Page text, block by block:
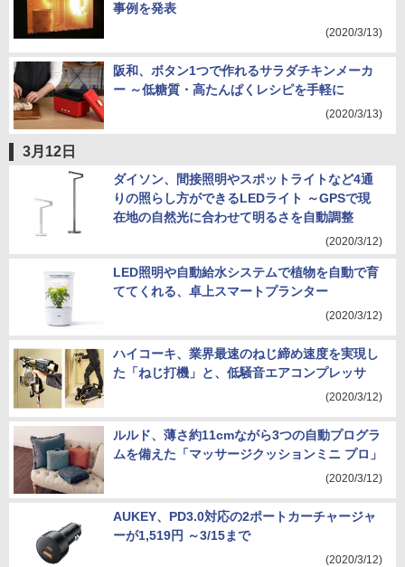
事例を発表
(2020/3/13)
阪和、ボタン1つで作れるサラダチキンメーカ
ー ～低糖質・高たんぱくレシピを手軽に
(2020/3/13)
3月12日
ダイソン、間接照明やスポットライトなど4通
りの照らし方ができるLEDライト ～GPSで現
在地の自然光に合わせて明るさを自動調整
(2020/3/12)
LED照明や自動給水システムで植物を自動で育
ててくれる、卓上スマートプランター
(2020/3/12)
ハイコーキ、業界最速のねじ締め速度を実現し
た「ねじ打機」と、低騒音エアコンプレッサ
(2020/3/12)
ルルド、薄さ約11cmながら3つの自動プログラ
ムを備えた「マッサージクッションミニ プロ」
(2020/3/12)
AUKEY、PD3.0対応の2ポートカーチャージャ
ーが1,519円 ～3/15まで
(2020/3/12)